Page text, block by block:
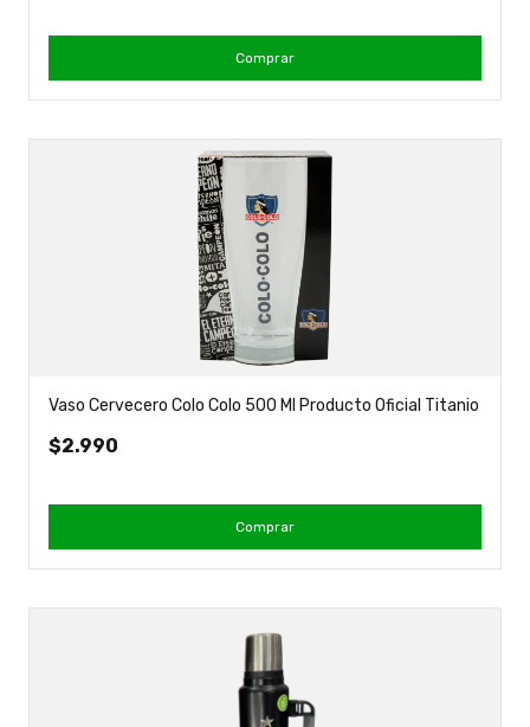
Comprar
Vaso Cervecero Colo Colo 500 Ml Producto Oficial Titanio
$2.990
Comprar